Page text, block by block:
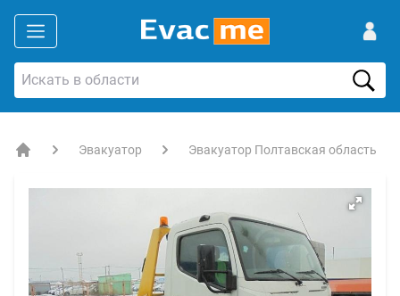
Эвакуатор Эвакуатор Полтавская область